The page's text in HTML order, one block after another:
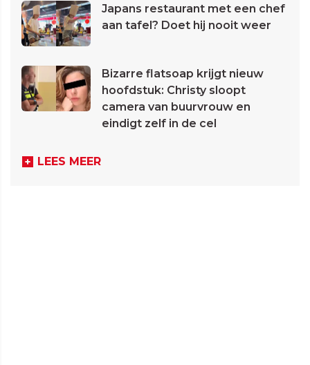
Japans restaurant met een chef
aan tafel? Doet hij nooit weer
Bizarre flatsoap krijgt nieuw
hoofdstuk: Christy sloopt
camera van buurvrouw en
eindigt zelf in de cel
LEES MEER